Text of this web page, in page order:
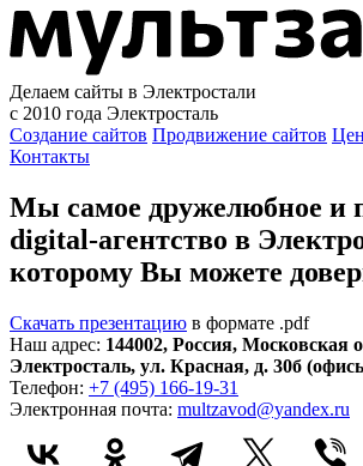
Делаем сайты в Электростали
с 2010 года Электросталь
Создание сайтов Продвижение сайтов
Контакты
Мы самое дружелюбное и
digital-агентство в
которому Вы можете
Скачать презентацию в формате .pdf
Наш адрес: 144002, Россия, Московская
Электросталь, ул. Красная, д. 30б
Телефон: +7 (495) 166-19-31
Электронная почта: multzavod@yandex.ru